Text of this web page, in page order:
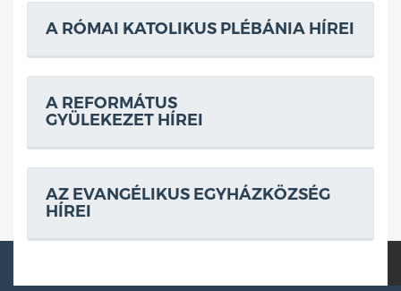
A RÓMAI KATOLIKUS PLÉBÁNIA HÍREI
A REFORMÁTUS
GYÜLEKEZET HÍREI
AZ EVANGÉLIKUS EGYHÁZKÖZSÉG
HÍREI